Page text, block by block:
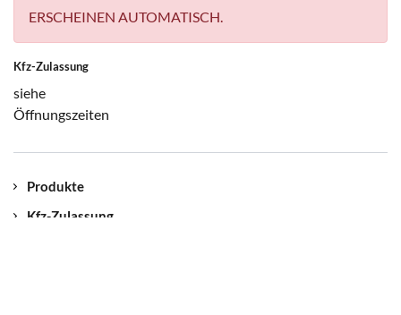
ERSCHEINEN AUTOMATISCH.
Kfz-Zulassung
siehe
Öffnungszeiten
Produkte
Kfz-Zulassung